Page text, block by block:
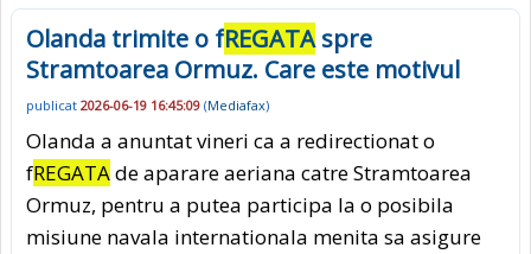
Olanda trimite o fREGATAspre
Stramtoarea Ormuz. Care este motivul
publicat 2026-06-19 16:45:09 (Mediafax)
Olanda a anuntat vineri ca a redirectionat o
fREGATAde aparare aeriana catre Stramtoarea
Ormuz, pentru a putea participa la o posibila
misiune navala internationala menita sa asigure